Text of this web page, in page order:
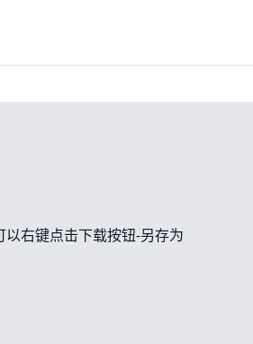
右键点击下载按钮-另存为